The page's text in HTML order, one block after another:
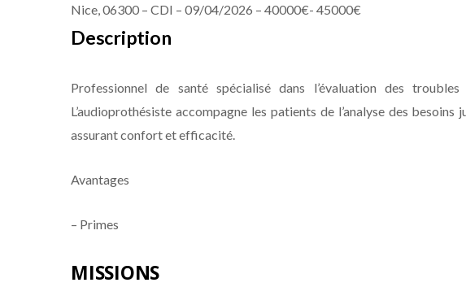
Nice, 06300 – CDI – 09/04/2026 – 40000€- 45000€
Description
Professionnel de santé spécialisé dans l’évaluation des
L’audioprothésiste accompagne les patients de l’analyse des besoins
assurant confort et efficacité.
Avantages
– Primes
MISSIONS